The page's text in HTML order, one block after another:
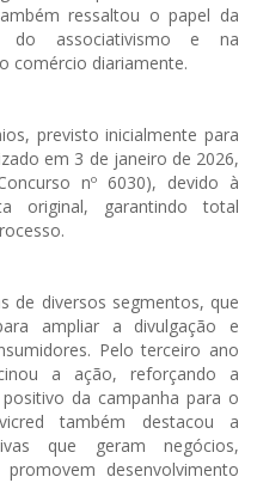
ressaltou o papel da
do associativismo e na
comércio diariamente.
previsto inicialmente para
em 3 de janeiro de 2026,
nº 6030), devido à
original, garantindo total
de diversos segmentos, que
ampliar a divulgação e
Pelo terceiro ano
a ação, reforçando a
da campanha para o
também destacou a
que geram negócios,
desenvolvimento